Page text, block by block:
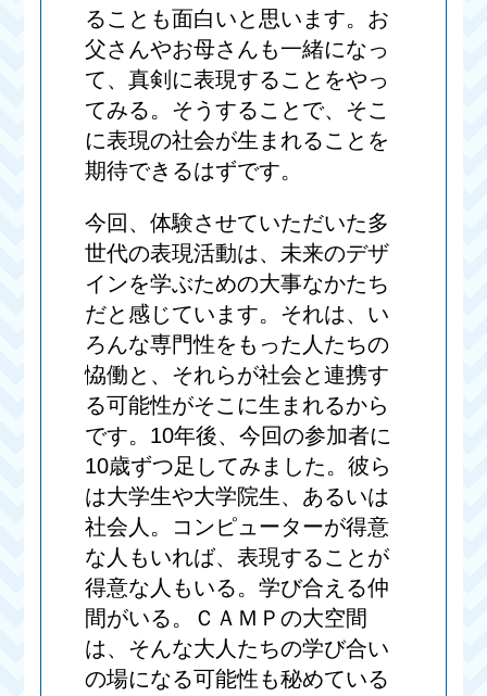
ることも面白いと思います。お
父さんやお母さんも一緒になっ
て、真剣に表現することをやっ
てみる。そうすることで、そこ
に表現の社会が生まれることを
期待できるはずです。
今回、体験させていただいた多
世代の表現活動は、未来のデザ
インを学ぶための大事なかたち
だと感じています。それは、い
ろんな専門性をもった人たちの
恊働と、それらが社会と連携す
る可能性がそこに生まれるから
です。10年後、今回の参加者に
10歳ずつ足してみました。彼ら
は大学生や大学院生、あるいは
社会人。コンピューターが得意
な人もいれば、表現することが
得意な人もいる。学び合える仲
間がいる。ＣＡＭＰの大空間
は、そんな大人たちの学び合い
の場になる可能性も秘めている